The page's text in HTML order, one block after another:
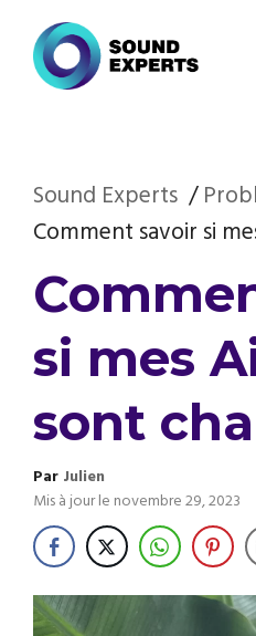
contenu
Sound Experts
Comment savoir si
si mes
sont
Par Julien
Mis à jour le novembre 29, 2023